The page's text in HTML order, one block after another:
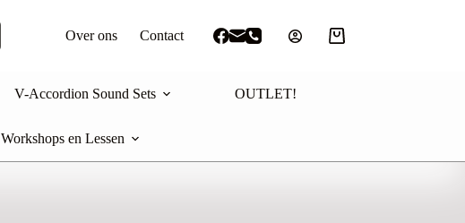
Over ons Contact Winkelwagen
V-Accordion Sound Sets OUTLET!
Workshops en Lessen